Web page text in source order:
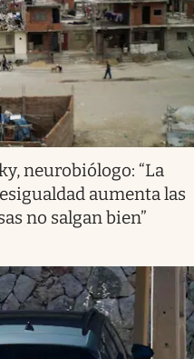
neurobiólogo: “La
aumenta las
no salgan bien”